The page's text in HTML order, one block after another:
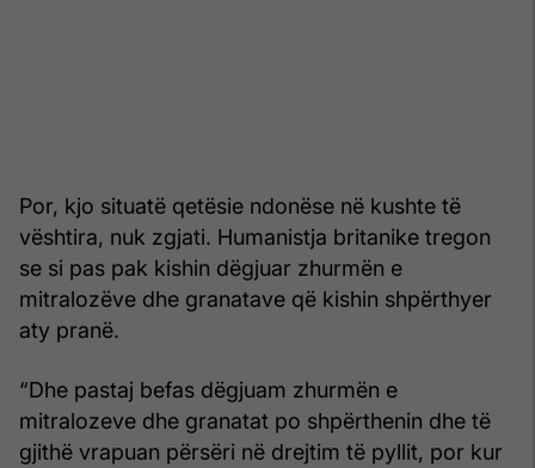
Por, kjo situatë qetësie ndonëse në kushte të
vështira, nuk zgjati. Humanistja britanike tregon
se si pas pak kishin dëgjuar zhurmën e
mitralozëve dhe granatave që kishin shpërthyer
aty pranë.
“Dhe pastaj befas dëgjuam zhurmën e
mitralozeve dhe granatat po shpërthenin dhe të
gjithë vrapuan përsëri në drejtim të pyllit, por kur